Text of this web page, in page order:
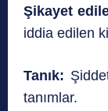
Şikayet
iddia edilen
Tanık:
tanımlar.